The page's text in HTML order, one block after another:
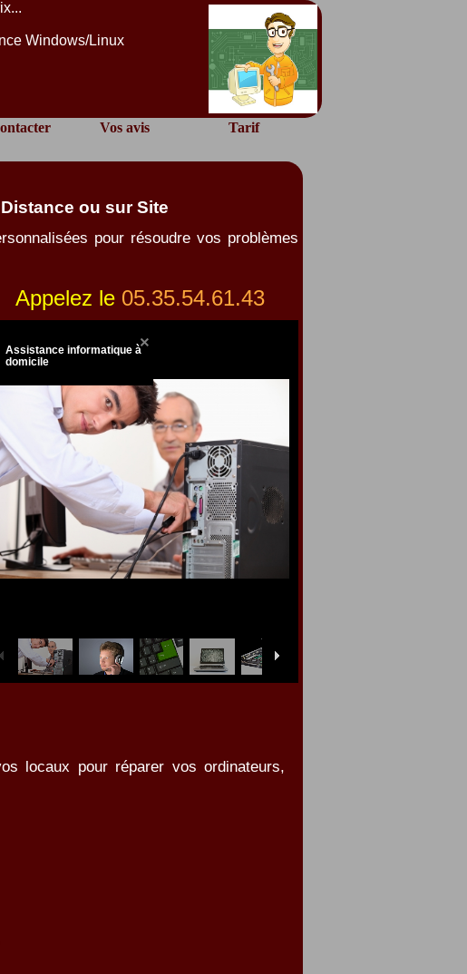
Windows/Linux
Vos avis Tarif
ou sur Site
pour résoudre vos problèmes
Appelez le 05.35.54.61.43
Assistance informatique à
distance
locaux pour réparer vos ordinateurs,